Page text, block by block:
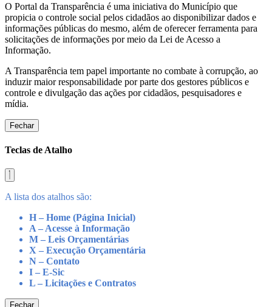
O Portal da Transparência é uma iniciativa do Município que
propicia o controle social pelos cidadãos ao disponibilizar dados e
informações públicas do mesmo, além de oferecer ferramenta para
solicitações de informações por meio da Lei de Acesso a
Informação.
A Transparência tem papel importante no combate à corrupção, ao
induzir maior responsabilidade por parte dos gestores públicos e
controle e divulgação das ações por cidadãos, pesquisadores e
mídia.
Fechar
Teclas de Atalho
A lista dos atalhos são:
H – Home (Página Inicial)
A – Acesse à Informação
M – Leis Orçamentárias
X – Execução Orçamentária
N – Contato
I – E-Sic
L – Licitações e Contratos
Fechar